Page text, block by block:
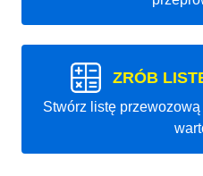
ZRÓB
Stwórz listę